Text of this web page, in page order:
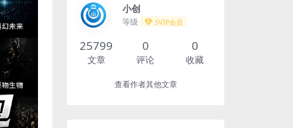
小创
等级 SVIP会员
25799
文章
0
评论
0
收藏
查看作者其他文章